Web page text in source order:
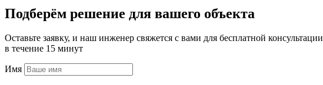
Подберём решение для вашего объекта
Оставьте заявку, и наш инженер свяжется с вами для бесплатной консультации
в течение 15 минут
Имя